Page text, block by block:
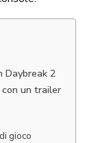
Daybreak 2
un trailer
gioco